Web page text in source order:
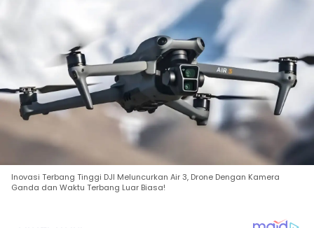
Inovasi Terbang Tinggi DJI Meluncurkan Air 3, Drone Dengan Kamera
Ganda dan Waktu Terbang Luar Biasa!